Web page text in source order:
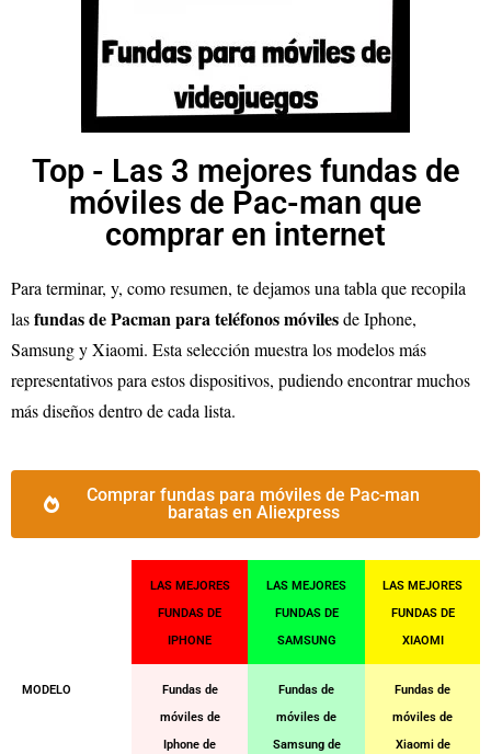
Top - Las 3 mejores fundas de
móviles de Pac-man que
comprar en internet
Para terminar, y, como resumen, te dejamos una tabla que recopila
lasfundas de Pacman para teléfonos móvilesde Iphone,
Samsung y Xiaomi. Esta selección muestra los modelos más
representativos para estos dispositivos, pudiendo encontrar muchos
más diseños dentro de cada lista.
Comprar fundas para móviles de Pac-man
baratas en Aliexpress
LAS MEJORES
FUNDAS DE
IPHONE
LAS MEJORES
FUNDAS DE
SAMSUNG
LAS MEJORES
FUNDAS DE
XIAOMI
MODELO
Fundas de
móviles de
Iphone de
Fundas de
móviles de
Samsung de
Fundas de
móviles de
Xiaomi de